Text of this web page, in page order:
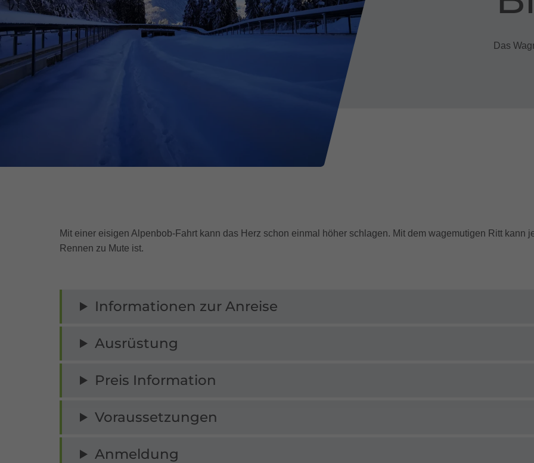
Das
Mit einer eisigen Alpenbob-Fahrt kann das Herz schon einmal höher schlagen. Mit dem wagemutigen Ritt kann
Rennen zu Mute ist.
Informationen zur Anreise
Ausrüstung
Preis Information
Voraussetzungen
Anmeldung